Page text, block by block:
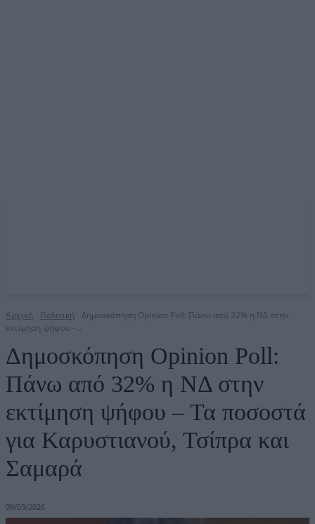
Αρχική Πολιτική
Δημοσκόπηση Opinion Poll: Πάνω από 32% η ΝΔ στην
εκτίμηση ψήφου -...
Δημοσκόπηση Opinion Poll:
Πάνω από 32% η ΝΔ στην
εκτίμηση ψήφου – Τα ποσοστά
για Καρυστιανού, Τσίπρα και
Σαμαρά
09/03/2026